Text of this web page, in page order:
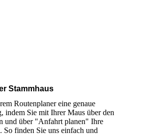
Stammhaus
Routenplaner eine genaue
indem Sie mit Ihrer Maus über den
und über "Anfahrt planen" Ihre
So finden Sie uns einfach und